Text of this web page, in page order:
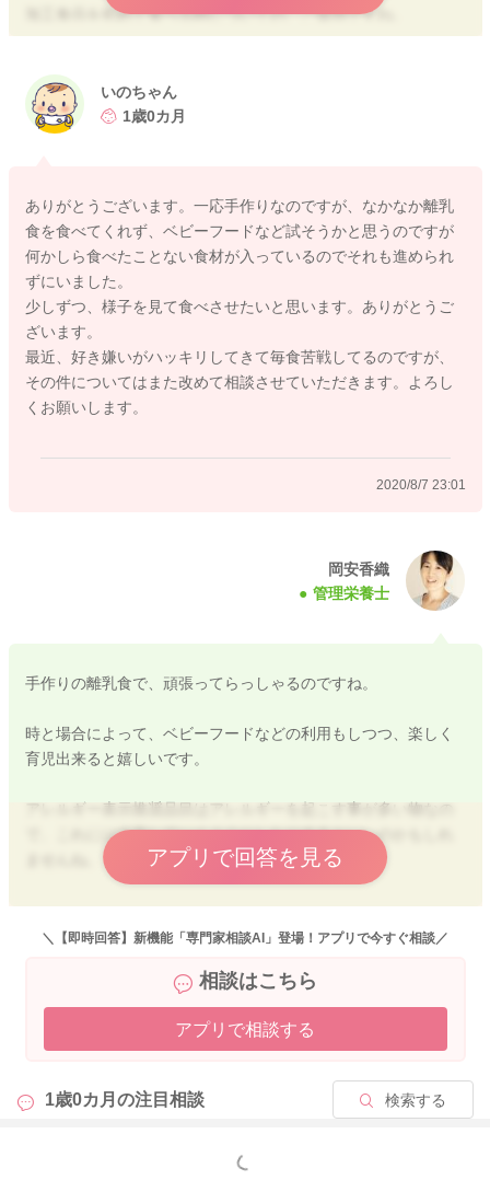
加工食品を初めて食べる時についての、ご質問ですね。
一つ一つの食材を確認した方が安心できるかと思いますが、１
歳も過ぎて今までも特に問題がなければ、食べさせてもいいか
ので。
食べて問題がなければ、アレルギー無し判断でいいのかもしれ
ませんが、例えば赤ピーマンを食べる機会があったのなら、少
しからにはした方がいいですね。
加工品の原材料ですと、少量しか入っていないかもしれないの
で。
これからも、どんどんと食の幅が広がっていきますので、臆病
また、疑問がありましたら、お話ししてくださいね。
2020/8/7 22:00
いのちゃん
1歳0カ月
ありがとうございます。一応手作りなのですが、なかなか離乳
食を食べてくれず、ベビーフードなど試そうかと思うのですが
何かしら食べたことない食材が入っているのでそれも進められ
ずにいました。
少しずつ、様子を見て食べさせたいと思います。ありがとうご
ざいます。
最近、好き嫌いがハッキリしてきて毎食苦戦してるのですが、
その件についてはまた改めて相談させていただきます。よろし
くお願いします。
2020/8/7 23:01
岡安香織
管理栄養士
手作りの離乳食で、頑張ってらっしゃるのですね。
時と場合によって、ベビーフードなどの利用もしつつ、楽しく
育児出来ると嬉しいです。
アレルギー表示推奨品目はアレルギーを起こす事が多い物なの
で、これには注意していくようにしたりするといいのかもしれ
神経質になり過ぎす、お子さんの様子はよく見つつで食事して
いって下さいね。
好き嫌いは成長の証です。食べない物も、気分やその時期だけ
の事が多いので、折を見て出すと、食べる事もあるかもしれま
アプリで回答を見る
＼【即時回答】新機能「専門家相談AI」登場！アプリで今すぐ相談／
相談はこちら
アプリで相談する
1歳0カ月の注目相談 検索する
もっと見る